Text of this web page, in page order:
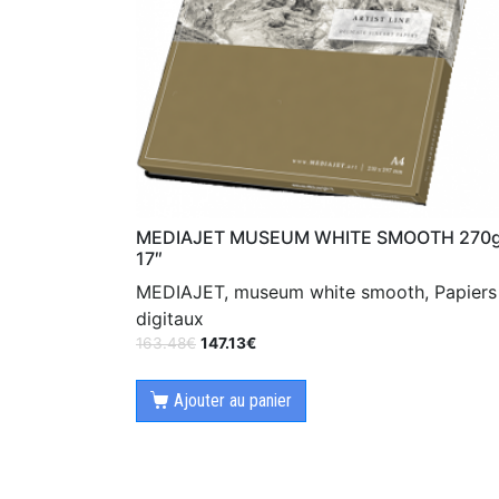
MEDIAJET MUSEUM WHITE SMOOTH
17″
MEDIAJET, museum white smooth, Papiers
digitaux
163.48€ 147.13€
Ajouter au panier